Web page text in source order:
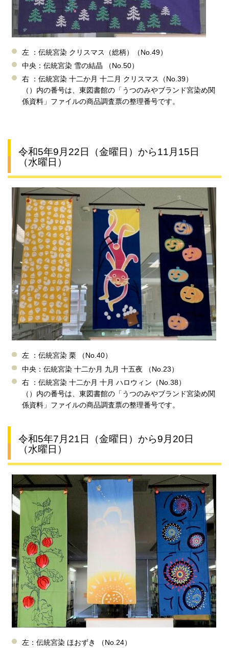
左 ：伝統宮染 クリスマス（総柄）（No.49）
中央：伝統宮染 雪の結晶 （No.50）
右 ：伝統宮染 十二か月 十二月 クリスマス（No.39）
（）内の番号は、東図書館の「うつのみやブランド宮染め関
係資料」ファイルの商品調査票の整理番号です。
令和5年9月22日（金曜日）から11月15日
（水曜日）
左 ：伝統宮染 栗 （No.40）
中央：伝統宮染 十二か月 九月 十五夜 （No.23）
右 ：伝統宮染 十二か月 十月 ハロウィン（No.38）
（）内の番号は、東図書館の「うつのみやブランド宮染め関
係資料」ファイルの商品調査票の整理番号です。
令和5年7月21日（金曜日）から9月20日
（水曜日）
左：伝統宮染 ほおずき （No.24）